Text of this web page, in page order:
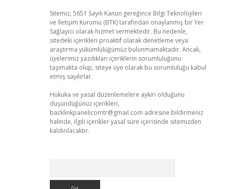
Sitemiz, 5651 Sayılı Kanun gereğince Bilgi Teknolojileri
ve İletişim Kurumu (BTK) tarafından onaylanmış bir Yer
Sağlayıcı olarak hizmet vermektedir. Bu nedenle,
sitedeki içerikleri proaktif olarak denetleme veya
araştırma yükümlülüğümüz bulunmamaktadır. Ancak,
üyelerimiz yazdıkları içeriklerin sorumluluğunu
taşımakta olup, siteye üye olarak bu sorumluluğu kabul
etmiş sayılırlar.
Hukuka ve yasal düzenlemelere aykırı olduğunu
düşündüğünüz içerikleri,
backlinkpanelicomtr@gmail.com adresine bildirmeniz
halinde, ilgili içerikler yasal süre içerisinde sitemizden
kaldırılacaktır.